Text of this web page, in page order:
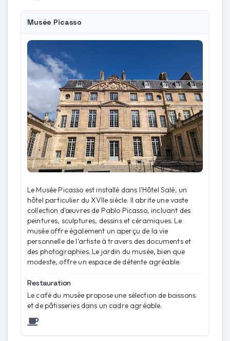
Musée Picasso
Le Musée Picasso est installé dans l'Hôtel Salé, un
hôtel particulier du XVIIe siècle. Il abrite une vaste
collection d'œuvres de Pablo Picasso, incluant des
peintures, sculptures, dessins et céramiques. Le
musée offre également un aperçu de la vie
personnelle de l'artiste à travers des documents et
des photographies. Le jardin du musée, bien que
modeste, offre un espace de détente agréable.
Restauration
Le café du musée propose une sélection de boissons
et de pâtisseries dans un cadre agréable.